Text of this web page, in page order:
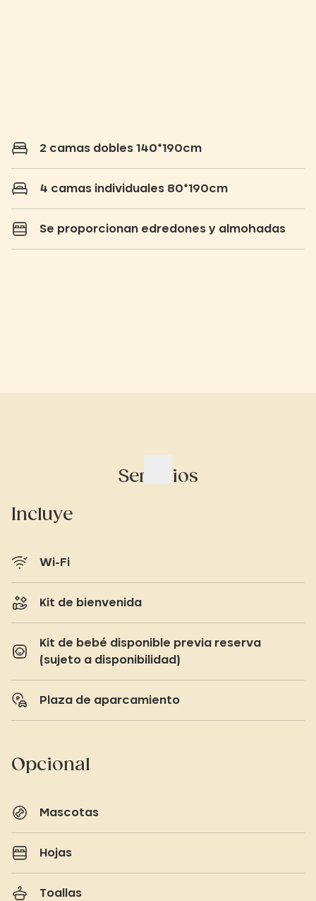
2 camas dobles 140*190cm
4 camas individuales 80*190cm
Se proporcionan edredones y almohadas
Servicios
Incluye
Wi-Fi
Kit de bienvenida
Kit de bebé disponible previa reserva
(sujeto a disponibilidad)
Plaza de aparcamiento
Opcional
Mascotas
Hojas
Toallas